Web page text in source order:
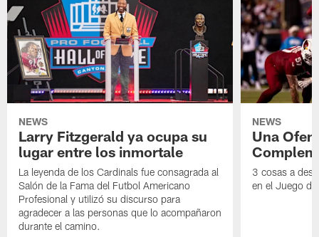
NEWS
Larry Fitzgerald ya ocupa su
lugar entre los inmortale
La leyenda de los Cardinals fue consagrada al
Salón de la Fama del Futbol Americano
Profesional y utilizó su discurso para
agradecer a las personas que lo acompañaron
durante el camino.
NEWS
Una
3 cosas a
en el Juego